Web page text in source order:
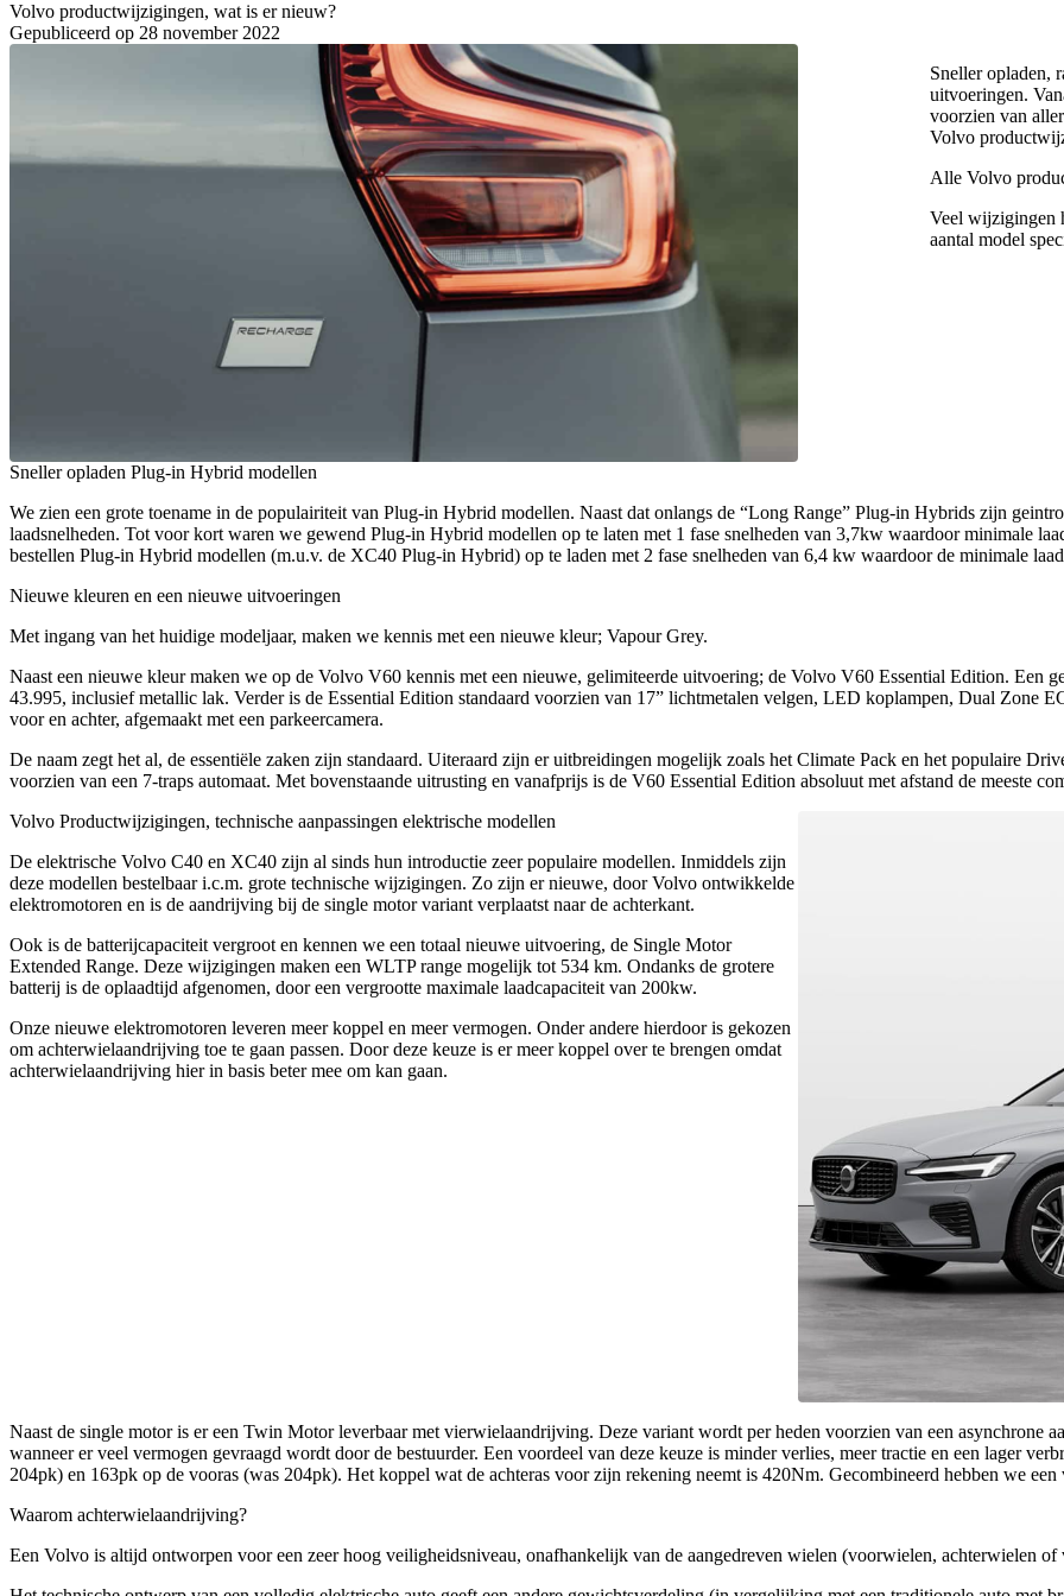
Volvo productwijzigingen, wat is er nieuw?
Gepubliceerd op 28 november 2022
Sneller opladen,
uitvoeringen.
voorzien van
Volvo
Alle Volvo
Veel wijzigingen
aantal model
Sneller opladen Plug-in Hybrid modellen
We zien een grote toename in de populairiteit van Plug-in Hybrid modellen. Naast dat onlangs de “Long Range” Plug-in Hybrids zijn
laadsnelheden. Tot voor kort waren we gewend Plug-in Hybrid modellen op te laten met 1 fase snelheden van 3,7kw waardoor minimale
bestellen Plug-in Hybrid modellen (m.u.v. de XC40 Plug-in Hybrid) op te laden met 2 fase snelheden van 6,4 kw waardoor de minimale
Nieuwe kleuren en een nieuwe uitvoeringen
Met ingang van het huidige modeljaar, maken we kennis met een nieuwe kleur; Vapour Grey.
Naast een nieuwe kleur maken we op de Volvo V60 kennis met een nieuwe, gelimiteerde uitvoering; de Volvo V60 Essential Edition. Een
43.995, inclusief metallic lak. Verder is de Essential Edition standaard voorzien van 17” lichtmetalen velgen, LED koplampen, Dual Zone
voor en achter, afgemaakt met een parkeercamera.
De naam zegt het al, de essentiële zaken zijn standaard. Uiteraard zijn er uitbreidingen mogelijk zoals het Climate Pack en het populaire
voorzien van een 7-traps automaat. Met bovenstaande uitrusting en vanafprijs is de V60 Essential Edition absoluut met afstand de meeste
Volvo Productwijzigingen, technische aanpassingen elektrische modellen
De elektrische Volvo C40 en XC40 zijn al sinds hun introductie zeer populaire modellen. Inmiddels zijn
deze modellen bestelbaar i.c.m. grote technische wijzigingen. Zo zijn er nieuwe, door Volvo ontwikkelde
elektromotoren en is de aandrijving bij de single motor variant verplaatst naar de achterkant.
Ook is de batterijcapaciteit vergroot en kennen we een totaal nieuwe uitvoering, de Single Motor
Extended Range. Deze wijzigingen maken een WLTP range mogelijk tot 534 km. Ondanks de grotere
batterij is de oplaadtijd afgenomen, door een vergrootte maximale laadcapaciteit van 200kw.
Onze nieuwe elektromotoren leveren meer koppel en meer vermogen. Onder andere hierdoor is gekozen
om achterwielaandrijving toe te gaan passen. Door deze keuze is er meer koppel over te brengen omdat
achterwielaandrijving hier in basis beter mee om kan gaan.
Naast de single motor is er een Twin Motor leverbaar met vierwielaandrijving. Deze variant wordt per heden voorzien van een asynchrone
wanneer er veel vermogen gevraagd wordt door de bestuurder. Een voordeel van deze keuze is minder verlies, meer tractie en een lager
204pk) en 163pk op de vooras (was 204pk). Het koppel wat de achteras voor zijn rekening neemt is 420Nm. Gecombineerd hebben we
Waarom achterwielaandrijving?
Een Volvo is altijd ontworpen voor een zeer hoog veiligheidsniveau, onafhankelijk van de aangedreven wielen (voorwielen, achterwielen